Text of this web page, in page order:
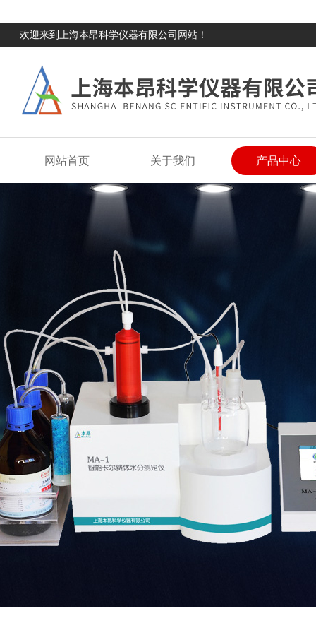
欢迎来到上海本昂科学仪器有限公司网站！
网站首页 关于我们 产品中心